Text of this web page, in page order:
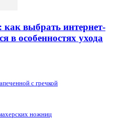
выбрать интернет-
в особенностях ухода
с гречкой
ножниц